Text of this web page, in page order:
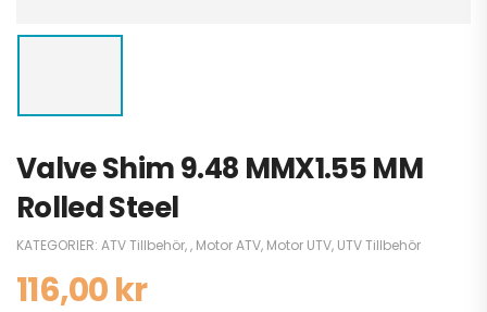
Valve Shim 9.48 MMX1.55 MM
Rolled Steel
KATEGORIER: ATV Tillbehör,, Motor ATV, Motor UTV, UTV Tillbehör
116,00kr